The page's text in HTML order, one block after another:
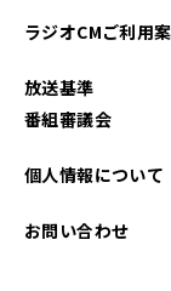
ラジオCMご利用
放送基準
番組審議会
個人情報について
お問い合わせ